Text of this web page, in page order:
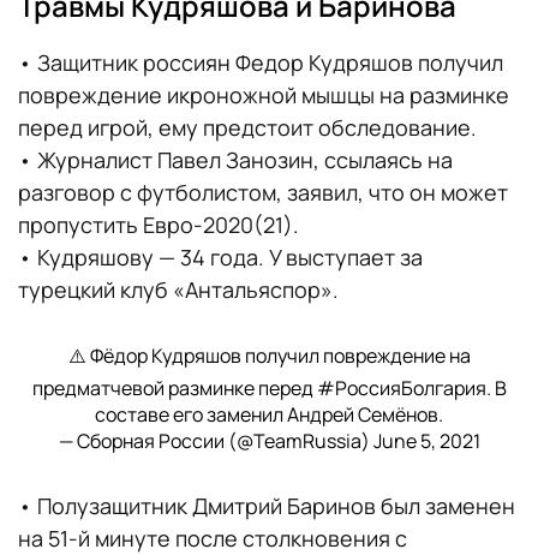
• Защитник россиян Федор Кудряшов получил
повреждение икроножной мышцы на разминке
перед игрой, ему предстоит обследование.
• Журналист Павел Занозин, ссылаясь на
разговор с футболистом, заявил, что он может
пропустить Евро-2020(21).
• Кудряшову — 34 года. У выступает за
турецкий клуб «Антальяспор».
⚠️ Фёдор Кудряшов получил повреждение на
предматчевой разминке перед#РоссияБолгария. В
составе его заменил Андрей Семёнов.
— Сборная России (@TeamRussia) June 5, 2021
• Полузащитник Дмитрий Баринов был заменен
на 51-й минуте после столкновения с